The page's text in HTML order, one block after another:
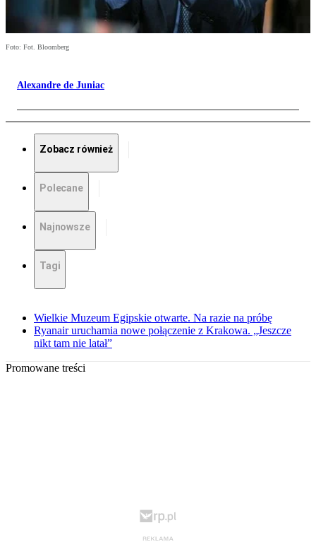
Foto: Fot. Bloomberg
Alexandre de Juniac
Zobacz również
Polecane
Najnowsze
Tagi
Wielkie Muzeum Egipskie otwarte. Na razie na próbę
Ryanair uruchamia nowe połączenie z Krakowa. „Jeszcze
nikt tam nie latał”
Promowane treści